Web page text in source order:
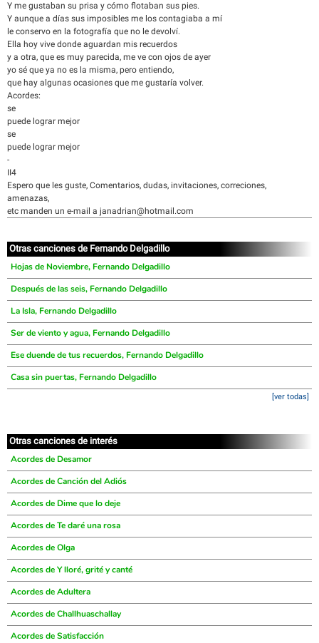
Y me gustaban su prisa y cómo flotaban sus pies.
Y aunque a días sus imposibles me los contagiaba a mí
le conservo en la fotografía que no le devolví.
Ella hoy vive donde aguardan mis recuerdos
y a otra, que es muy parecida, me ve con ojos de ayer
yo sé que ya no es la misma, pero entiendo,
que hay algunas ocasiones que me gustaría volver.
Acordes:
se
puede lograr mejor
se
puede lograr mejor
-
II4
Espero que les guste, Comentarios, dudas, invitaciones, correciones,
amenazas,
etc manden un e-mail a janadrian@hotmail.com
Otras canciones de Fernando Delgadillo
Hojas de Noviembre, Fernando Delgadillo
Después de las seis, Fernando Delgadillo
La Isla, Fernando Delgadillo
Ser de viento y agua, Fernando Delgadillo
Ese duende de tus recuerdos, Fernando Delgadillo
Casa sin puertas, Fernando Delgadillo
[ver todas]
Otras canciones de interés
Acordes de Desamor
Acordes de Canción del Adiós
Acordes de Dime que lo deje
Acordes de Te daré una rosa
Acordes de Olga
Acordes de Y lloré, grité y canté
Acordes de Adultera
Acordes de Challhuaschallay
Acordes de Satisfacción